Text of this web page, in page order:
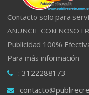
Contacto solo para
ANUNCIE CON
Publicidad 100%
Para más información
: 3122288173